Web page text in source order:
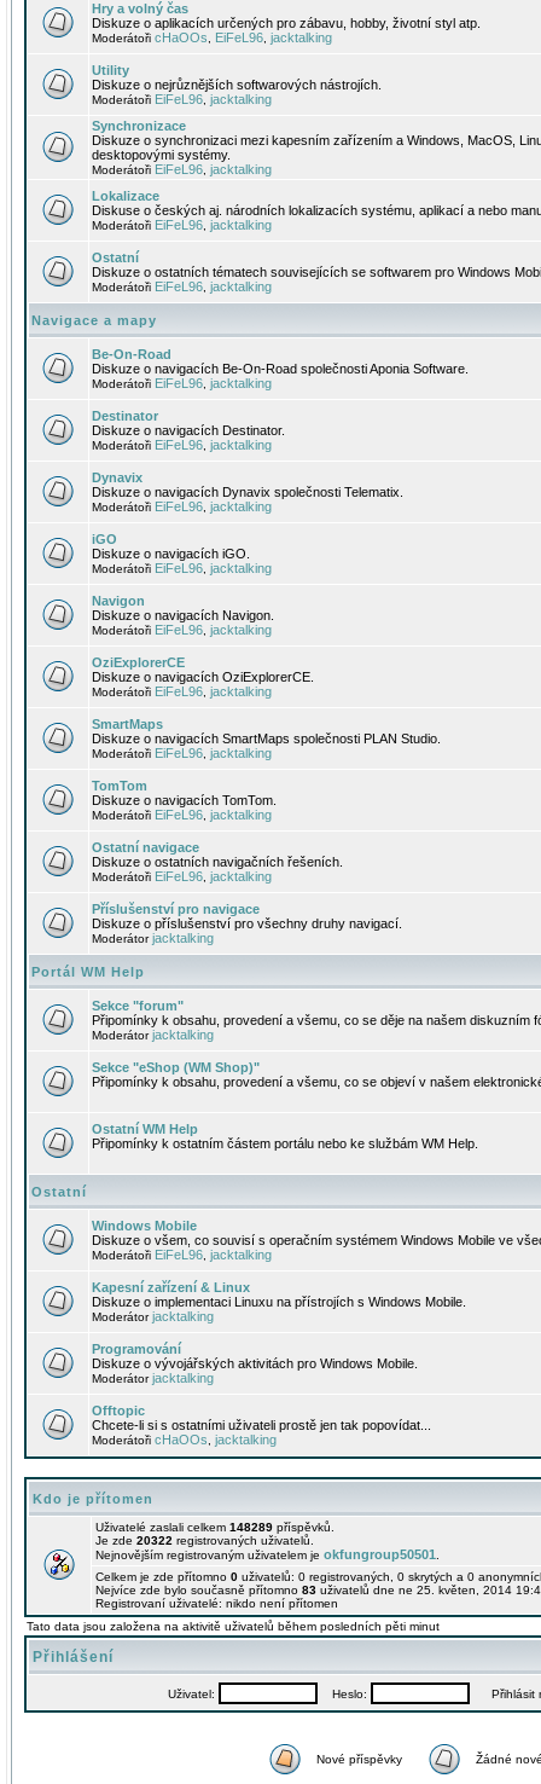
Hry a volný čas
Diskuze o aplikacích určených pro zábavu, hobby, životní styl atp.
Moderátoři cHaOOs EiFeL96 jacktalking
Utility
Diskuze o nejrůznějších softwarových nástrojích.
Moderátoři EiFeL96 jacktalking
Synchronizace
Diskuze o synchronizaci mezi kapesním zařízením a Windows, MacOS,
desktopovými systémy.
Moderátoři EiFeL96 jacktalking
Lokalizace
Diskuse o českých aj. národních lokalizacích systému, aplikací a nebo
Moderátoři EiFeL96 jacktalking
Ostatní
Diskuze o ostatních tématech souvisejících se softwarem pro Windows
Moderátoři EiFeL96 jacktalking
Navigace a mapy
Be-On-Road
Diskuze o navigacích Be-On-Road společnosti Aponia Software.
Moderátoři EiFeL96 jacktalking
Destinator
Diskuze o navigacích Destinator.
Moderátoři EiFeL96 jacktalking
Dynavix
Diskuze o navigacích Dynavix společnosti Telematix.
Moderátoři EiFeL96 jacktalking
iGO
Diskuze o navigacích iGO.
Moderátoři EiFeL96 jacktalking
Navigon
Diskuze o navigacích Navigon.
Moderátoři EiFeL96 jacktalking
OziExplorerCE
Diskuze o navigacích OziExplorerCE.
Moderátoři EiFeL96 jacktalking
SmartMaps
Diskuze o navigacích SmartMaps společnosti PLAN Studio.
Moderátoři EiFeL96 jacktalking
TomTom
Diskuze o navigacích TomTom.
Moderátoři EiFeL96 jacktalking
Ostatní navigace
Diskuze o ostatních navigačních řešeních.
Moderátoři EiFeL96 jacktalking
Příslušenství pro navigace
Diskuze o příslušenství pro všechny druhy navigací.
Moderátorjacktalking
Portál WM Help
Sekce "forum"
Připomínky k obsahu, provedení a všemu, co se děje na našem diskuzním
Moderátorjacktalking
Sekce "eShop (WM Shop)"
Připomínky k obsahu, provedení a všemu, co se objeví v našem
Ostatní WM Help
Připomínky k ostatním částem portálu nebo ke službám WM Help.
Ostatní
Windows Mobile
Diskuze o všem, co souvisí s operačním systémem Windows Mobile ve
Moderátoři EiFeL96 jacktalking
Kapesní zařízení & Linux
Diskuze o implementaci Linuxu na přístrojích s Windows Mobile.
Moderátorjacktalking
Programování
Diskuze o vývojářských aktivitách pro Windows Mobile.
Moderátorjacktalking
Offtopic
Chcete-li si s ostatními uživateli prostě jen tak popovídat...
Moderátoři cHaOOs jacktalking
Kdo je přítomen
Uživatelé zaslali celkem 148289 příspěvků.
Je zde 20322 registrovaných uživatelů.
Nejnovějším registrovaným uživatelem je okfungroup50501
Celkem je zde přítomno 0 uživatelů: 0 registrovaných, 0 skrytých a 0
Nejvíce zde bylo současně přítomno 83 uživatelů dne ne 25. květen, 2014
Registrovaní uživatelé: nikdo není přítomen
Tato data jsou založena na aktivitě uživatelů během posledních pěti minut
Přihlášení
Uživatel: Heslo: Přihlásit
Nové příspěvky Žádné